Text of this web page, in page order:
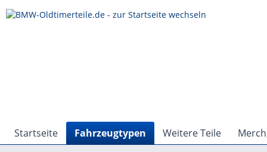
Startseite Fahrzeugtypen Weitere Teile